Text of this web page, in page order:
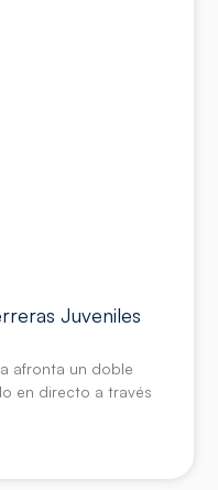
Juveniles
afronta un doble
en directo a través